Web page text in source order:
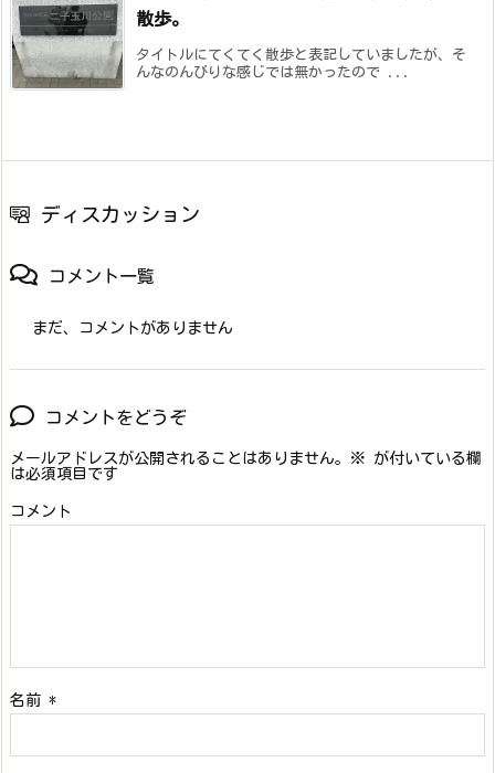
散歩。
タイトルにてくてく散歩と表記していましたが、そ
んなのんびりな感じでは無かったので ...
ディスカッション
コメント一覧
まだ、コメントがありません
コメントをどうぞ
メールアドレスが公開されることはありません。 ※ が付いている欄
は必須項目です
コメント
名前 *